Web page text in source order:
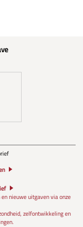
nieuwe uitgaven via onze
zelfontwikkeling en